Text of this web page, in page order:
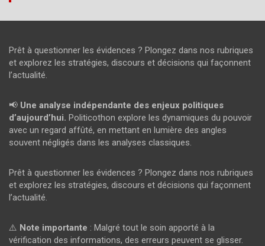
Prêt à questionner les évidences ? Plongez dans nos rubriques
et explorez les stratégies, discours et décisions qui façonnent
l’actualité.
📢 Une analyse indépendante des enjeux politiques
d’aujourd’hui. Politicothon explore les dynamiques du pouvoir
avec un regard affûté, en mettant en lumière des angles
souvent négligés dans les analyses classiques.
Prêt à questionner les évidences ? Plongez dans nos rubriques
et explorez les stratégies, discours et décisions qui façonnent
l’actualité.
⚠️ Note importante : Malgré tout le soin apporté à la
vérification des informations, des erreurs peuvent se glisser.